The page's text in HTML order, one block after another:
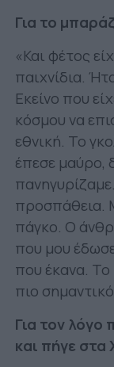
Για το
«Και φέτος
παιχνίδια.
Εκείνο που
κόσμου να
εθνική. Το
έπεσε μαύρο,
προσπάθεια.
πάγκο. Ο
που μου
που έκανα. Το
πιο
Για τον λόγο
και πήγε στα